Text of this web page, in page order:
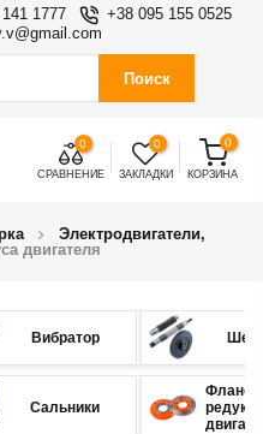
1777
+38 095 155 0525
Поиск
0
СРАВНЕНИЕ
0
ЗАКЛАДКИ
0
КОРЗИНА
Электродвигатели,
двигателя
Вибратор
Сальники
Фланец